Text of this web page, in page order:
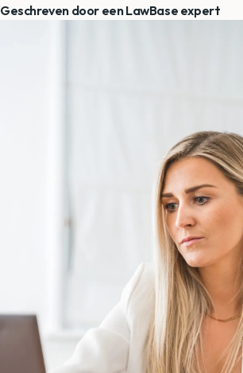
Geschreven door een LawBase expert